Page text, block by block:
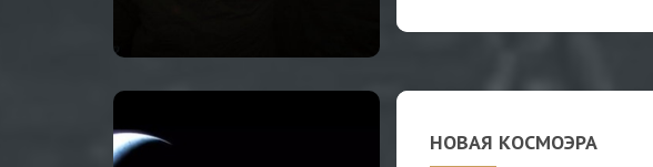
НОВАЯ КОСМОЭРА